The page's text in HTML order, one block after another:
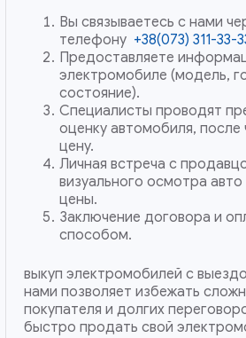
Вы связываетесь с нами
телефону +38(073) 311-33-
Предоставляете
электромобиле (модель,
состояние).
Специалисты проводят
оценку автомобиля,
цену.
Личная встреча с
визуального осмотра авто
цены.
Заключение договора и
способом.
выкуп электромобилей с
нами позволяет избежать
покупателя и долгих
быстро продать свой